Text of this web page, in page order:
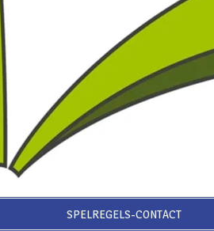
SPELREGELS-CONTACT